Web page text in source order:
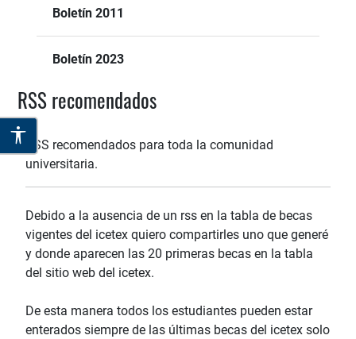
Boletín 2011
Boletín 2023
RSS recomendados
RSS recomendados para toda la comunidad
universitaria.
Debido a la ausencia de un rss en la tabla de becas
vigentes del icetex quiero compartirles uno que generé
y donde aparecen las 20 primeras becas en la tabla
del sitio web del icetex.
De esta manera todos los estudiantes pueden estar
enterados siempre de las últimas becas del icetex solo